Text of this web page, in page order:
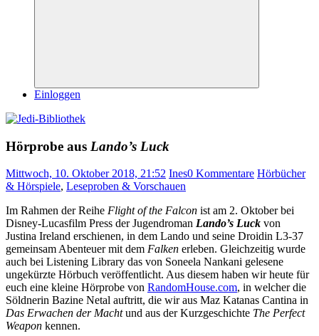
Suchen
Einloggen
Hörprobe aus Lando’s Luck
Mittwoch, 10. Oktober 2018, 21:52 Ines0 Kommentare Hörbücher
& Hörspiele, Leseproben & Vorschauen
Im Rahmen der Reihe Flight of the Falcon ist am 2. Oktober bei
Disney-Lucasfilm Press der Jugendroman Lando’s Luck von
Justina Ireland erschienen, in dem Lando und seine Droidin L3-37
gemeinsam Abenteuer mit dem Falken erleben. Gleichzeitig wurde
auch bei Listening Library das von Soneela Nankani gelesene
ungekürzte Hörbuch veröffentlicht. Aus diesem haben wir heute für
euch eine kleine Hörprobe von RandomHouse.com, in welcher die
Söldnerin Bazine Netal auftritt, die wir aus Maz Katanas Cantina in
Das Erwachen der Machtund aus der Kurzgeschichte The Perfect
Weapon kennen.